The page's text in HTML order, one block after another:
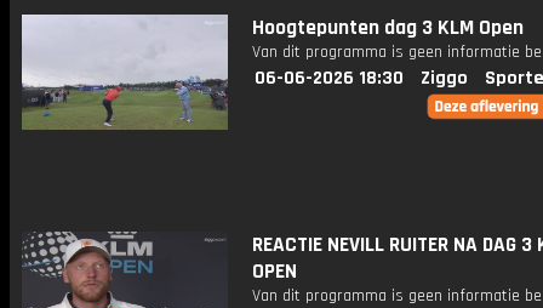
Hoogtepunten dag 3 KLM Open
Van dit programma is geen informatie
06-06-2026 18:30 Ziggo
REACTIE NEVILL RUITER NA DAG 3
OPEN
Van dit programma is geen informatie